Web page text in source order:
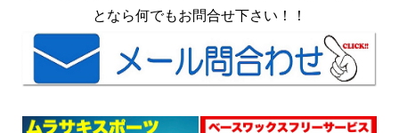
となら何でもお問合せ下さい！！